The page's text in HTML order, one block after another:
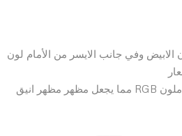
الابيض وفي جانب الايسر من الأمام لون
AZZA باالون الاسود مع خط ملون RGB مما يجعل مظهر مظهر انيق